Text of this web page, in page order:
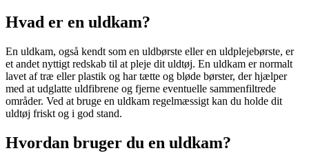
Hvad er en uldkam?
En uldkam, også kendt som en uldbørste eller en uldplejebørste, er
et andet nyttigt redskab til at pleje dit uldtøj. En uldkam er normalt
lavet af træ eller plastik og har tætte og bløde børster, der hjælper
med at udglatte uldfibrene og fjerne eventuelle sammenfiltrede
områder. Ved at bruge en uldkam regelmæssigt kan du holde dit
uldtøj friskt og i god stand.
Hvordan bruger du en uldkam?